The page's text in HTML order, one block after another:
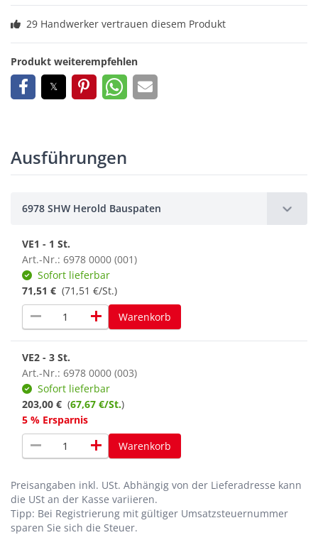
29 Handwerker vertrauen diesem Produkt
Produkt weiterempfehlen
Ausführungen
6978 SHW Herold Bauspaten
VE1 - 1 St.
Art.-Nr.: 6978 0000 (001)
Sofort lieferbar
71,51 € (71,51 €/St.)
remove add Warenkorb
VE2 - 3 St.
Art.-Nr.: 6978 0000 (003)
Sofort lieferbar
203,00 € (67,67 €/St.)
5 % Ersparnis
remove add Warenkorb
Preisangaben inkl. USt. Abhängig von der Lieferadresse kann
die USt an der Kasse variieren.
Tipp: Bei Registrierung mit gültiger Umsatzsteuernummer
sparen Sie sich die Steuer.